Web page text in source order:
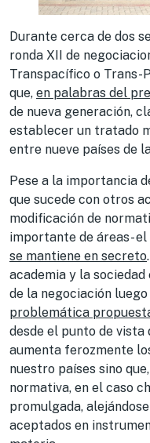
Durante cerca de dos
ronda XII de
Transpacífico o Trans-
que, en palabras del
de nueva generación,
establecer un tratado
entre nueve países de
Pese a la importancia
que sucede con otros
modificación de
importante de áreas-
se mantiene en secreto
academia y la
de la negociación
problemática
desde el punto de vista
aumenta ferozmente
nuestro países sino
normativa, en el caso
promulgada,
aceptados en